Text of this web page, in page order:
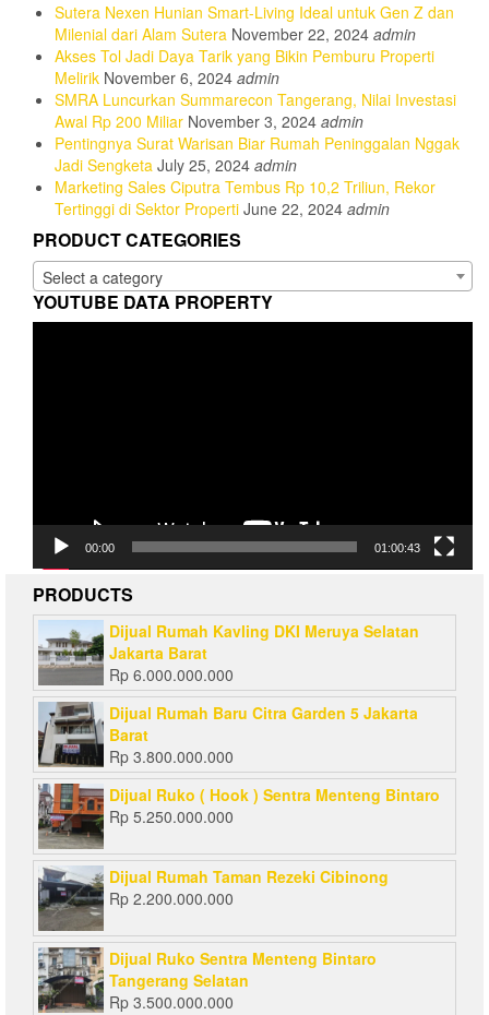
Sutera Nexen Hunian Smart-Living Ideal untuk Gen Z dan
Milenial dari Alam Sutera November 22, 2024 admin
Akses Tol Jadi Daya Tarik yang Bikin Pemburu Properti
Melirik November 6, 2024 admin
SMRA Luncurkan Summarecon Tangerang, Nilai Investasi
Awal Rp 200 Miliar November 3, 2024 admin
Pentingnya Surat Warisan Biar Rumah Peninggalan Nggak
Jadi Sengketa July 25, 2024 admin
Marketing Sales Ciputra Tembus Rp 10,2 Triliun, Rekor
Tertinggi di Sektor Properti June 22, 2024 admin
PRODUCT CATEGORIES
Select a category
YOUTUBE DATA PROPERTY
00:00 01:00:43
PRODUCTS
Dijual Rumah Kavling DKI Meruya Selatan
Jakarta Barat
Rp 6.000.000.000
Dijual Rumah Baru Citra Garden 5 Jakarta
Barat
Rp 3.800.000.000
Dijual Ruko ( Hook ) Sentra Menteng Bintaro
Rp 5.250.000.000
Dijual Rumah Taman Rezeki Cibinong
Rp 2.200.000.000
Dijual Ruko Sentra Menteng Bintaro
Tangerang Selatan
Rp 3.500.000.000